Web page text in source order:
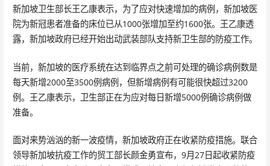
新加坡卫生部长王乙康表示，为了应对快速增加的病例，新加坡医
院为新冠患者准备的床位已从1000张增加至约1600张。王乙康透
露，新加坡政府已经开始出动武装部队支持新卫生部的防疫工作。
当前，新加坡的医疗系统在达到临界点之前可处理的确诊病例数是
每天新增2000至3500例病例，但新增病例有可能很快超过3200
例。王乙康表示，卫生部正在为应对每日新增5000例确诊病例做
准备。
面对来势汹汹的新一波疫情，新加坡政府正在收紧防疫措施。联合
领导新加坡抗疫工作的贸工部长颜金勇宣布，9月27日起收紧防疫